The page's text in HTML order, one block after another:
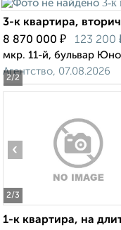
2/2
3-к квартира,
8 870 000 ₽ 123 200
мкр. 11-й, бульвар
Агентство, 07.08.2026
2/3
‹
1-к квартира, на